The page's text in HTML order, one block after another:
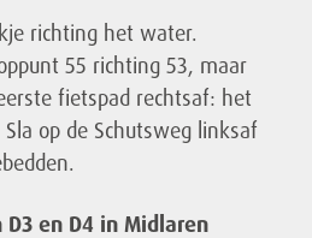
richting het water.
55 richting 53, maar
fietspad rechtsaf: het
Sla op de Schutsweg linksaf
D3 en D4 in Midlaren